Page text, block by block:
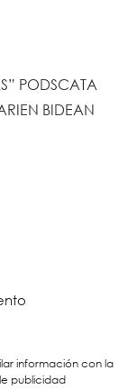
información con la
publicidad
PODSCATA
BIDEAN